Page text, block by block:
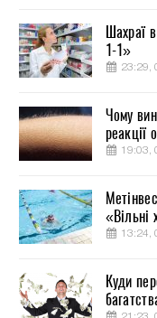
Шахраї
1-1»
23:29,
Чому
реакції
19:03,
«Вільні
13:24,
Куди